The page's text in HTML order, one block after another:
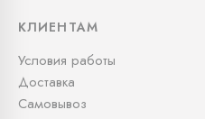
КЛИЕНТАМ
Условия работы
Доставка
Самовывоз